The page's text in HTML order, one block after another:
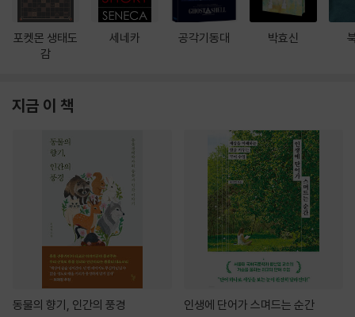
포켓몬 생태도
감
세네카 공각기동대 박효신
지금 이 책
동물의 향기, 인간의 풍경 인생에 단어가 스며드는 순간